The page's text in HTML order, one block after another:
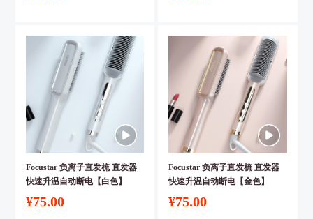
Focustar 负离子直发梳 直发器
快速升温自动断电【白色】
¥75.00
Focustar 负离子直发梳 直发器
快速升温自动断电【金色】
¥75.00